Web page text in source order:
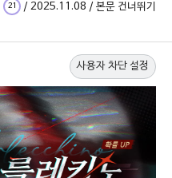
21 / 2025.11.08 / 본문 건너뛰기
사용자 차단 설정